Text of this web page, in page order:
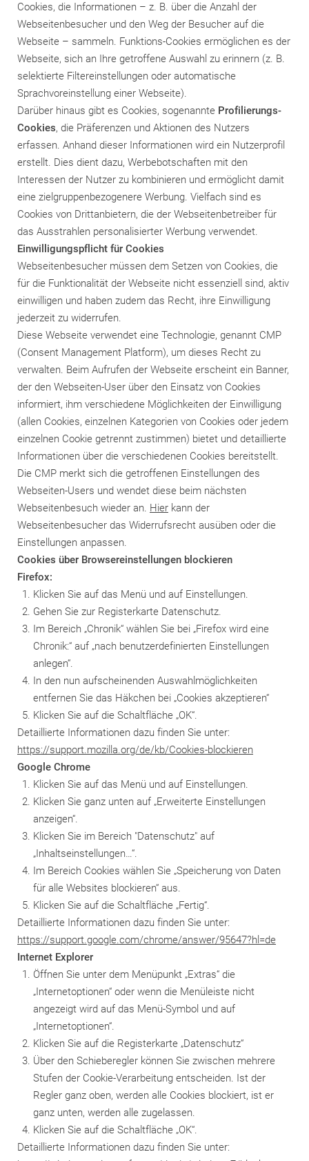
Cookies, die Informationen – z. B. über die Anzahl der
Webseitenbesucher und den Weg der Besucher auf die
Webseite – sammeln. Funktions-Cookies ermöglichen es der
Webseite, sich an Ihre getroffene Auswahl zu erinnern (z. B.
selektierte Filtereinstellungen oder automatische
Sprachvoreinstellung einer Webseite).
Darüber hinaus gibt es Cookies, sogenannte Profilierungs-
Cookies, die Präferenzen und Aktionen des Nutzers
erfassen. Anhand dieser Informationen wird ein Nutzerprofil
erstellt. Dies dient dazu, Werbebotschaften mit den
Interessen der Nutzer zu kombinieren und ermöglicht damit
eine zielgruppenbezogenere Werbung. Vielfach sind es
Cookies von Drittanbietern, die der Webseitenbetreiber für
das Ausstrahlen personalisierter Werbung verwendet.
Einwilligungspflicht für Cookies
Webseitenbesucher müssen dem Setzen von Cookies, die
für die Funktionalität der Webseite nicht essenziell sind, aktiv
einwilligen und haben zudem das Recht, ihre Einwilligung
jederzeit zu widerrufen.
Diese Webseite verwendet eine Technologie, genannt CMP
(Consent Management Platform), um dieses Recht zu
verwalten. Beim Aufrufen der Webseite erscheint ein Banner,
der den Webseiten-User über den Einsatz von Cookies
informiert, ihm verschiedene Möglichkeiten der Einwilligung
(allen Cookies, einzelnen Kategorien von Cookies oder jedem
einzelnen Cookie getrennt zustimmen) bietet und detaillierte
Informationen über die verschiedenen Cookies bereitstellt.
Die CMP merkt sich die getroffenen Einstellungen des
Webseiten-Users und wendet diese beim nächsten
Webseitenbesuch wieder an. Hier kann der
Webseitenbesucher das Widerrufsrecht ausüben oder die
Einstellungen anpassen.
Cookies über Browsereinstellungen blockieren
Firefox:
Klicken Sie auf das Menü und auf Einstellungen.
Gehen Sie zur Registerkarte Datenschutz.
Im Bereich „Chronik“ wählen Sie bei „Firefox wird eine
Chronik:“ auf „nach benutzerdefinierten Einstellungen
anlegen“.
In den nun aufscheinenden Auswahlmöglichkeiten
entfernen Sie das Häkchen bei „Cookies akzeptieren“
Klicken Sie auf die Schaltfläche „OK“.
Detaillierte Informationen dazu finden Sie unter:
https://support.mozilla.org/de/kb/Cookies-blockieren
Google Chrome
Klicken Sie auf das Menü und auf Einstellungen.
Klicken Sie ganz unten auf „Erweiterte Einstellungen
anzeigen“.
Klicken Sie im Bereich "Datenschutz" auf
„Inhaltseinstellungen…“.
Im Bereich Cookies wählen Sie „Speicherung von Daten
für alle Websites blockieren“ aus.
Klicken Sie auf die Schaltfläche „Fertig“.
Detaillierte Informationen dazu finden Sie unter:
https://support.google.com/chrome/answer/95647?hl=de
Internet Explorer
Öffnen Sie unter dem Menüpunkt „Extras“ die
„Internetoptionen“ oder wenn die Menüleiste nicht
angezeigt wird auf das Menü-Symbol und auf
„Internetoptionen“.
Klicken Sie auf die Registerkarte „Datenschutz“
Über den Schieberegler können Sie zwischen mehrere
Stufen der Cookie-Verarbeitung entscheiden. Ist der
Regler ganz oben, werden alle Cookies blockiert, ist er
ganz unten, werden alle zugelassen.
Klicken Sie auf die Schaltfläche „OK“.
Detaillierte Informationen dazu finden Sie unter: